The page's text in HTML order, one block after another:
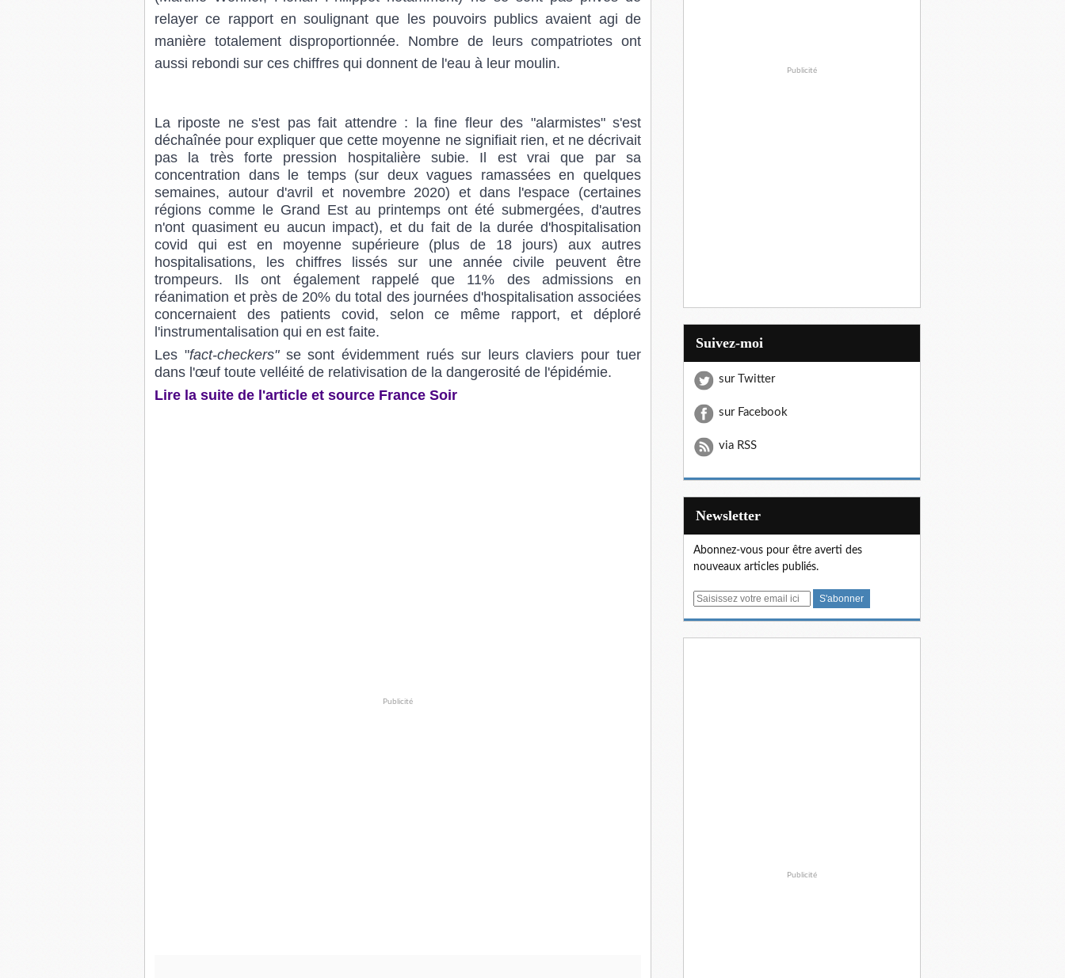
relayer ce rapport en soulignant que les pouvoirs publics avaient agi de
manière totalement disproportionnée. Nombre de leurs compatriotes ont
aussi rebondi sur ces chiffres qui donnent de l'eau à leur moulin.
La riposte ne s'est pas fait attendre : la fine fleur des "alarmistes" s'est
déchaînée pour expliquer que cette moyenne ne signifiait rien, et ne décrivait
pas la très forte pression hospitalière subie. Il est vrai que par sa
concentration dans le temps (sur deux vagues ramassées en quelques
semaines, autour d'avril et novembre 2020) et dans l'espace (certaines
régions comme le Grand Est au printemps ont été submergées, d'autres
n'ont quasiment eu aucun impact), et du fait de la durée d'hospitalisation
covid qui est en moyenne supérieure (plus de 18 jours) aux autres
hospitalisations, les chiffres lissés sur une année civile peuvent être
trompeurs. Ils ont également rappelé que 11% des admissions en
réanimation et près de 20% du total des journées d'hospitalisation associées
concernaient des patients covid, selon ce même rapport, et déploré
l'instrumentalisation qui en est faite.
Les "fact-checkers"se sont évidemment rués sur leurs claviers pour tuer
dans l'œuf toute velléité de relativisation de la dangerosité de l'épidémie.
Lire la suite de l'article et source France Soir
Publicité
Publicité
Suivez-moi
sur Twitter
sur Facebook
via RSS
Newsletter
Abonnez-vous pour être averti des
nouveaux articles publiés.
E
Publicité